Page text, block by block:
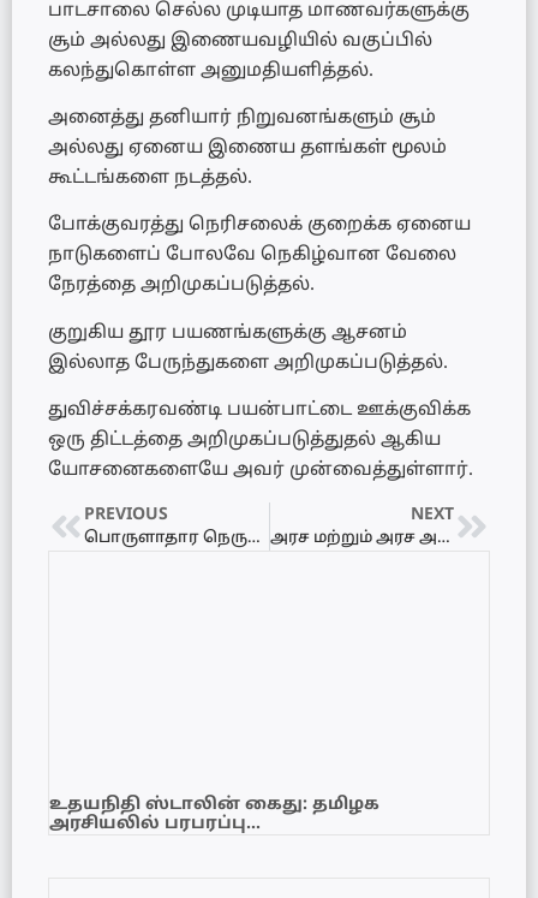
பாடசாலை செல்ல முடியாத மாணவர்களுக்கு
சூம் அல்லது இணையவழியில் வகுப்பில்
கலந்துகொள்ள அனுமதியளித்தல்.
அனைத்து தனியார் நிறுவனங்களும் சூம்
அல்லது ஏனைய இணைய தளங்கள் மூலம்
கூட்டங்களை நடத்தல்.
போக்குவரத்து நெரிசலைக் குறைக்க ஏனைய
நாடுகளைப் போலவே நெகிழ்வான வேலை
நேரத்தை அறிமுகப்படுத்தல்.
குறுகிய தூர பயணங்களுக்கு ஆசனம்
இல்லாத பேருந்துகளை அறிமுகப்படுத்தல்.
துவிச்சக்கரவண்டி பயன்பாட்டை ஊக்குவிக்க
ஒரு திட்டத்தை அறிமுகப்படுத்துதல் ஆகிய
யோசனைகளையே அவர் முன்வைத்துள்ளார்.
PREVIOUS
பொருளாதார நெருக்கடி தீவிரம்- தேநீர் அருந்துவதை குறைக்குமாறு பாகிஸ்தான் அரசு அறிவிப்பு
NEXT
அரச மற்றும் அரச அங்கீகாரம் பெற்ற பாடசாலைகள் அனைத்தும் நாளை மூடப்படும்
உதயநிதி ஸ்டாலின் கைது: தமிழக
அரசியலில் பரபரப்பு…